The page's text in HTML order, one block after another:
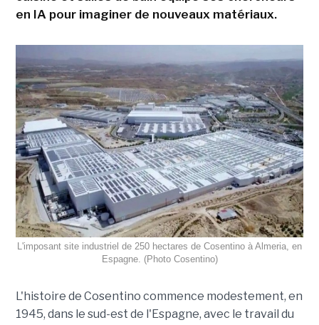
en IA pour imaginer de nouveaux matériaux.
L'imposant site industriel de 250 hectares de Cosentino à Almeria, en
Espagne. (Photo Cosentino)
L'histoire de Cosentino commence modestement, en
1945, dans le sud-est de l'Espagne, avec le travail du